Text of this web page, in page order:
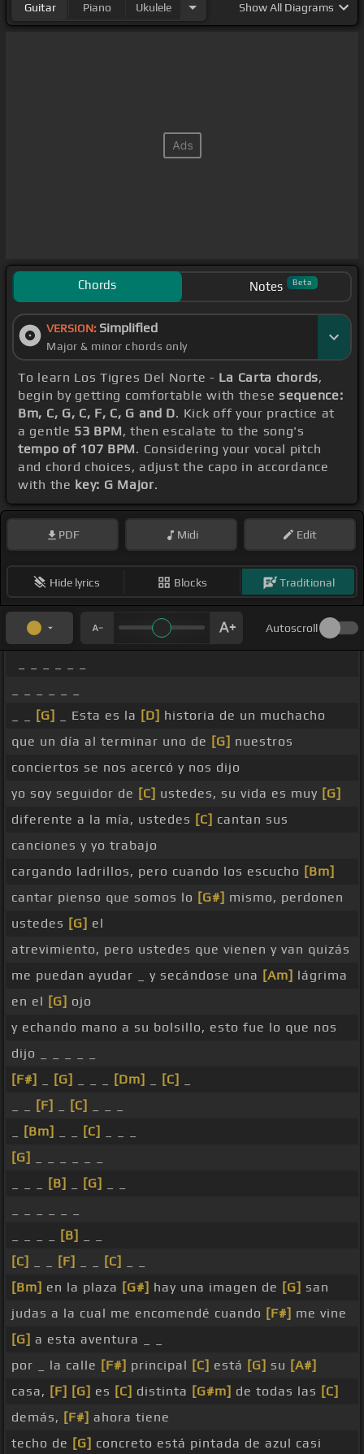
Guitar Piano Ukulele ShowAll Diagrams
Chords Notes Beta
VERSION: Simplified
Major & minor chords only
To learn Los Tigres Del Norte - La Carta chords,
begin by getting comfortable with thesesequence:
Bm, C, G, C, F, C, G and D. Kick off your practice at
a gentle 53 BPM, then escalate to the song's
tempo of 107 BPM. Considering your vocal pitch
and chord choices, adjust the capo in accordance
with the key: G Major.
PDF Midi Edit
Hide lyrics Blocks Traditional
Autoscroll
[G] _ Esta es la [D] historia de un muchacho
que un día al terminar uno de [G] nuestros
conciertos se nos acercó y nos dijo
yo soy seguidor de [C] ustedes, su vida es muy [G]
diferente a la mía, ustedes [C] cantan sus
canciones y yo trabajo
cargando ladrillos, pero cuando los escucho [Bm]
cantar pienso que somos lo [G#] mismo, perdonen
ustedes [G] el
atrevimiento, pero ustedes que vienen y van quizás
me puedan ayudar _ y secándose una [Am] lágrima
en el [G] ojo
y echando mano a su bolsillo, esto fue lo que nos
dijo _ _ _ _ _
[F#]
[G] [Dm] [C]
[F] [C]
[Bm] [C]
[G]
[B] [G]
[B]
[C]
[F] [C]
[Bm] en la plaza [G#] hay una imagen de [G] san
judas a la cual me encomendé cuando [F#] me vine
[G] a esta aventura _ _
por _ la calle [F#] principal [C] está [G] su [A#]
casa, [F] [G] es [C] distinta [G#m] de todas las [C]
demás, [F#] ahora tiene
techo de [G] concreto está pintada de azul casi